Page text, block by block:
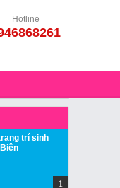
Hotline
trí sinh